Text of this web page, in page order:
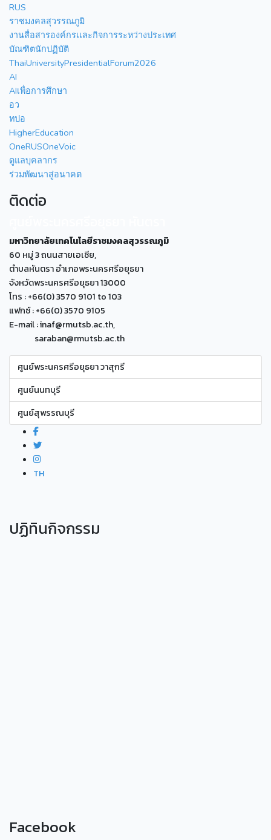
RUS
ราชมงคลสุวรรณภูมิ
งานสื่อสารองค์กรเเละกิจการระหว่างประเทศ
บัณฑิตนักปฏิบัติ
ThaiUniversityPresidentialForum2026
AI
AIเพื่อการศึกษา
อว
ทปอ
HigherEducation
OneRUSOneVoic
ดูแลบุคลากร
ร่วมพัฒนาสู่อนาคต
ติดต่อ
มหาวิทยาลัยเทคโนโลยีราชมงคลสุวรรณภูมิ
60 หมู่ 3 ถนนสายเอเซีย,
ตำบลหันตรา อำเภอพระนครศรีอยุธยา
จังหวัดพระนครศรีอยุธยา 13000
โทร : +66(0) 3570 9101 to 103
แฟกซ์ : +66(0) 3570 9105
E-mail : inaf@rmutsb.ac.th,
saraban@rmutsb.ac.th
ศูนย์พระนครศรีอยุธยา วาสุกรี
ศูนย์นนทบุรี
ศูนย์สุพรรณบุรี
TH
ปฏิทินกิจกรรม
Facebook